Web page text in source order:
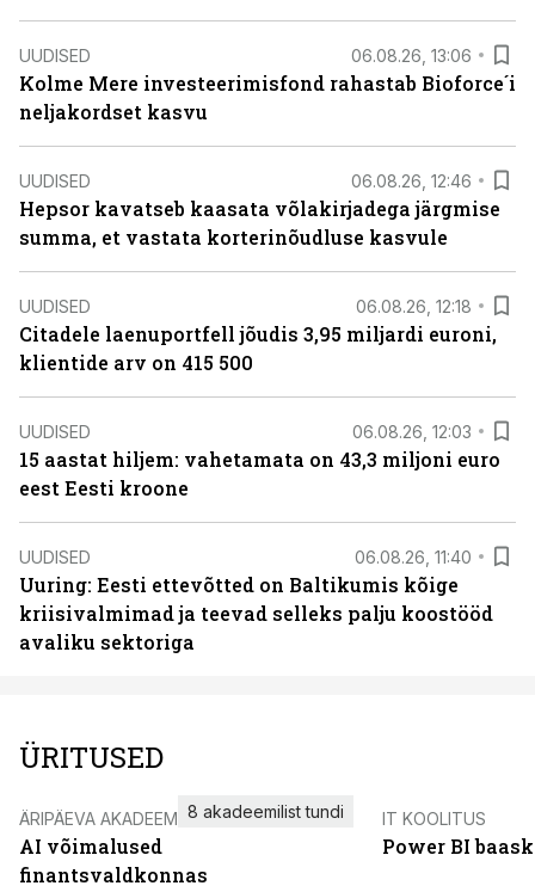
UUDISED 06.08.26, 13:06
Kolme Mere investeerimisfond rahastab Bioforce´i
neljakordset kasvu
UUDISED 06.08.26, 12:46
Hepsor kavatseb kaasata võlakirjadega järgmise
summa, et vastata korterinõudluse kasvule
UUDISED 06.08.26, 12:18
Citadele laenuportfell jõudis 3,95 miljardi euroni,
klientide arv on 415 500
UUDISED 06.08.26, 12:03
15 aastat hiljem: vahetamata on 43,3 miljoni euro
eest Eesti kroone
UUDISED 06.08.26, 11:40
Uuring: Eesti ettevõtted on Baltikumis kõige
kriisivalmimad ja teevad selleks palju koostööd
avaliku sektoriga
ÜRITUSED
ÄRIPÄEVA AKADEEMIA
AI võimalused
finantsvaldkonnas
8 akadeemilist tundi IT KOOLITUS
Power BI